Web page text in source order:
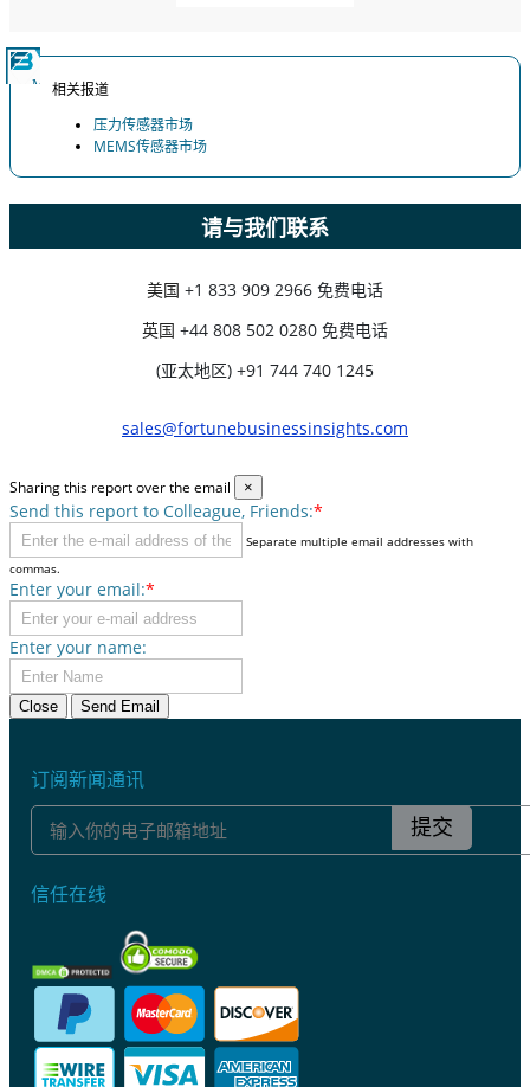
相关报道
压力传感器市场
MEMS传感器市场
请与我们联系
美国 +1 833 909 2966 免费电话
英国 +44 808 502 0280 免费电话
(亚太地区) +91 744 740 1245
sales@fortunebusinessinsights.com
Sharing this report over the email ×
Send this report to Colleague, Friends:*
Separate multiple email addresses with
commas.
Enter your email:*
Enter your name:
Close Send Email
订阅新闻通讯
提交
信任在线